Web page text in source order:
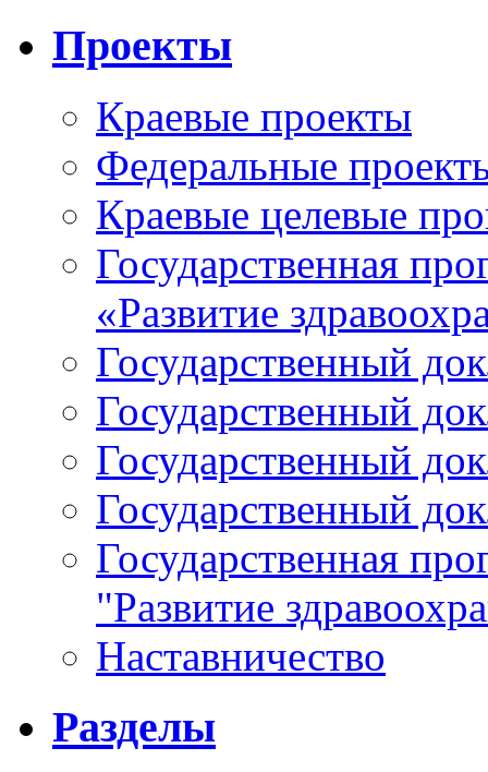
Проекты
Краевые проекты
Федеральные
Краевые целевые
Государственная
«Развитие
Государственный
Государственный
Государственный
Государственный
Государственная
"Развитие
Наставничество
Разделы